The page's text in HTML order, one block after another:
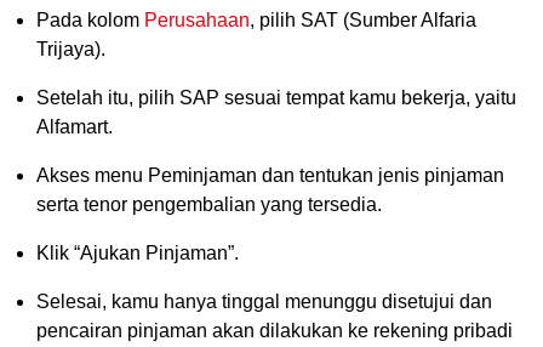
Pada kolom Perusahaan, pilih SAT (Sumber Alfaria
Trijaya).
Setelah itu, pilih SAP sesuai tempat kamu bekerja, yaitu
Alfamart.
Akses menu Peminjaman dan tentukan jenis pinjaman
serta tenor pengembalian yang tersedia.
Klik “Ajukan Pinjaman”.
Selesai, kamu hanya tinggal menunggu disetujui dan
pencairan pinjaman akan dilakukan ke rekening pribadi